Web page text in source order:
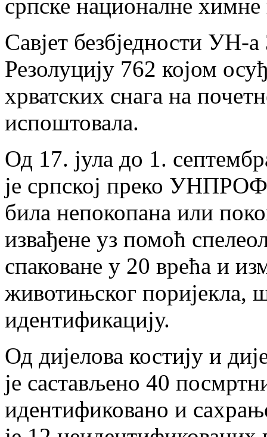
српске националне химне
Савјет безбједности УН-
Резолуцију 762 којом
хрватских снага на
испоштовала.
Од 17. јула до 1.
је српској преко
била непокопана или
извађене уз помоћ
спаковане у 20 врећа и
животињског поријекла,
идентификацију.
Од дијелова костију и
је састављено 40
идентификовано и